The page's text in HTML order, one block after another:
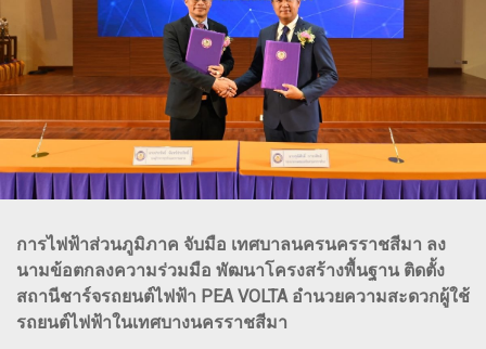
การไฟฟ้าส่วนภูมิภาค จับมือ เทศบาลนครนครราชสีมา ลง
นามข้อตกลงความร่วมมือ พัฒนาโครงสร้างพื้นฐาน ติดตั้ง
สถานีชาร์จรถยนต์ไฟฟ้า PEA VOLTA อำนวยความสะดวกผู้ใช้
รถยนต์ไฟฟ้าในเทศบางนครราชสีมา